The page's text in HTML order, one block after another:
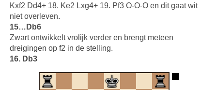
Kxf2 Dd4+ 18. Ke2 Lxg4+ 19. Pf3 O-O-O en dit gaat wit
niet overleven.
15…Db6
Zwart ontwikkelt vrolijk verder en brengt meteen
dreigingen op f2 in de stelling.
16. Db3